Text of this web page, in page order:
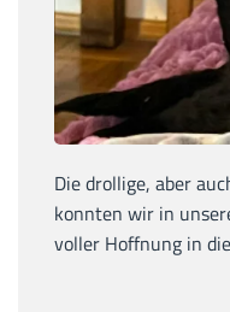
Die drollige, aber
konnten wir in
voller Hoffnung in